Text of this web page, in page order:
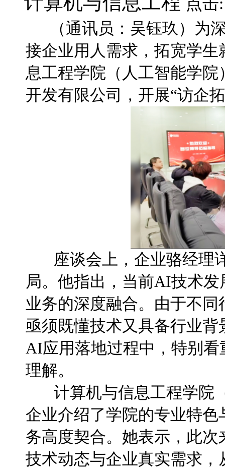
（通讯员：吴钰玖）为
接企业用人需求，拓宽学
息工程学院（人工智能学
开发有限公司，开展“访企
座谈会上，企业骆经理
局。他指出，当前AI技术
业务的深度融合。由于不
亟须既懂技术又具备行业
AI应用落地过程中，特别
理解。
计算机与信息工程学院
企业介绍了学院的专业特
务高度契合。她表示，此
技术动态与企业真实需求